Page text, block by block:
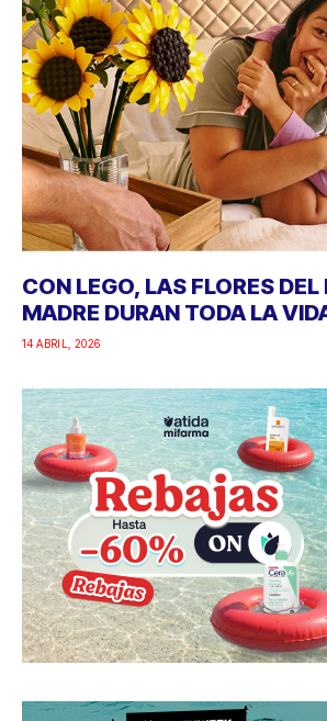
CON LEGO, LAS FLORES DEL
MADRE DURAN TODA LA
14 ABRIL, 2026